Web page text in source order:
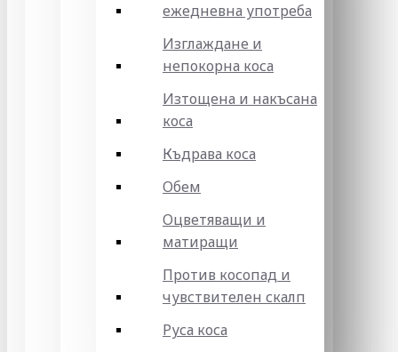
ежедневна употреба
Изглаждане и
непокорна коса
Изтощена и накъсана
коса
Къдрава коса
Обем
Оцветяващи и
матиращи
Против косопад и
чувствителен скалп
Руса коса